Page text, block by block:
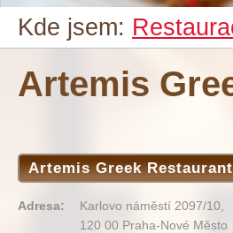
Kde jsem:
Artemis
Artemis Greek Restaurant
Adresa:
Karlovo náměstí 2097/10,
120 00 Praha-Nové Město